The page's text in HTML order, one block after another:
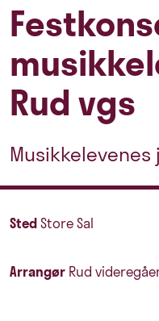
Rud vgs
Musikkelevenes
StedStore Sal
Arrangør Rud